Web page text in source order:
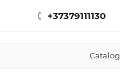
+37379111130
Catalog